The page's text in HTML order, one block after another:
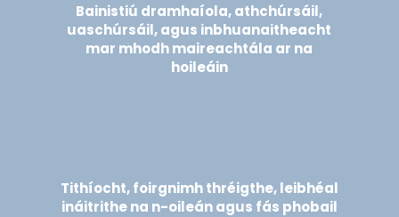
Bainistiú dramhaíola, athchúrsáil,
uaschúrsáil, agus inbhuanaitheacht
mar mhodh maireachtála ar na
hoileáin
Tithíocht, foirgnimh thréigthe, leibhéal
ináitrithe na n-oileán agus fás phobail